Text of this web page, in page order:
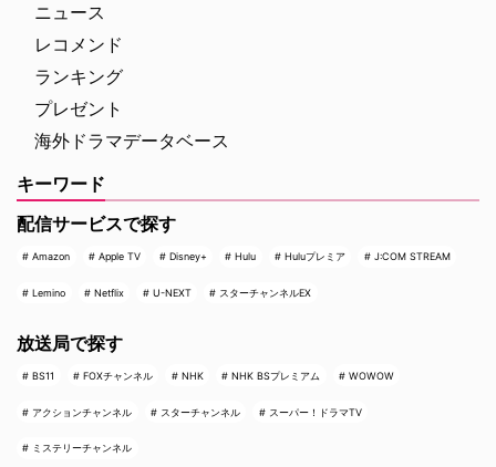
ニュース
レコメンド
ランキング
プレゼント
海外ドラマデータベース
キーワード
配信サービスで探す
Amazon Apple TV Disney+ Hulu Huluプレミア J:COM STREAM
Lemino Netflix U-NEXT スターチャンネルEX
放送局で探す
BS11 FOXチャンネル NHK NHK BSプレミアム WOWOW
アクションチャンネル スターチャンネル スーパー！ドラマTV
ミステリーチャンネル